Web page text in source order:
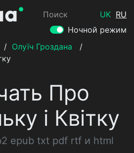
Поиск UK RU
Ночной режим
/ Олуїч Гроздана
/
Про
і Квітку
epub txt pdf rtf и html